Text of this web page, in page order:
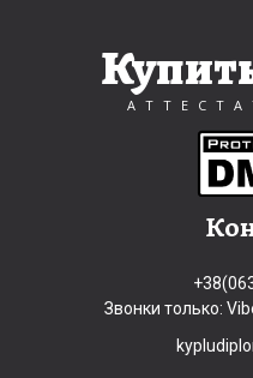
Звонки только: